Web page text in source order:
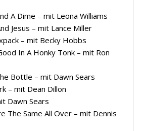
A Dime – mit Leona Williams
Jesus – mit Lance Miller
– mit Becky Hobbs
In A Honky Tonk – mit Ron
Bottle – mit Dawn Sears
– mit Dean Dillon
Dawn Sears
The Same All Over – mit Dennis